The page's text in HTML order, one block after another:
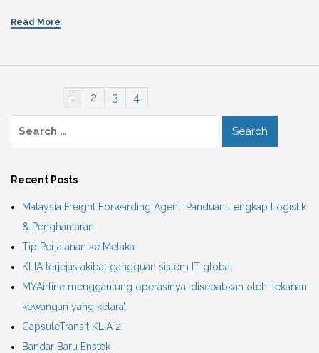
Read More
1 2 3 4
Recent Posts
Malaysia Freight Forwarding Agent: Panduan Lengkap Logistik
& Penghantaran
Tip Perjalanan ke Melaka
KLIA terjejas akibat gangguan sistem IT global
MYAirline menggantung operasinya, disebabkan oleh ‘tekanan
kewangan yang ketara’.
CapsuleTransit KLIA 2
Bandar Baru Enstek